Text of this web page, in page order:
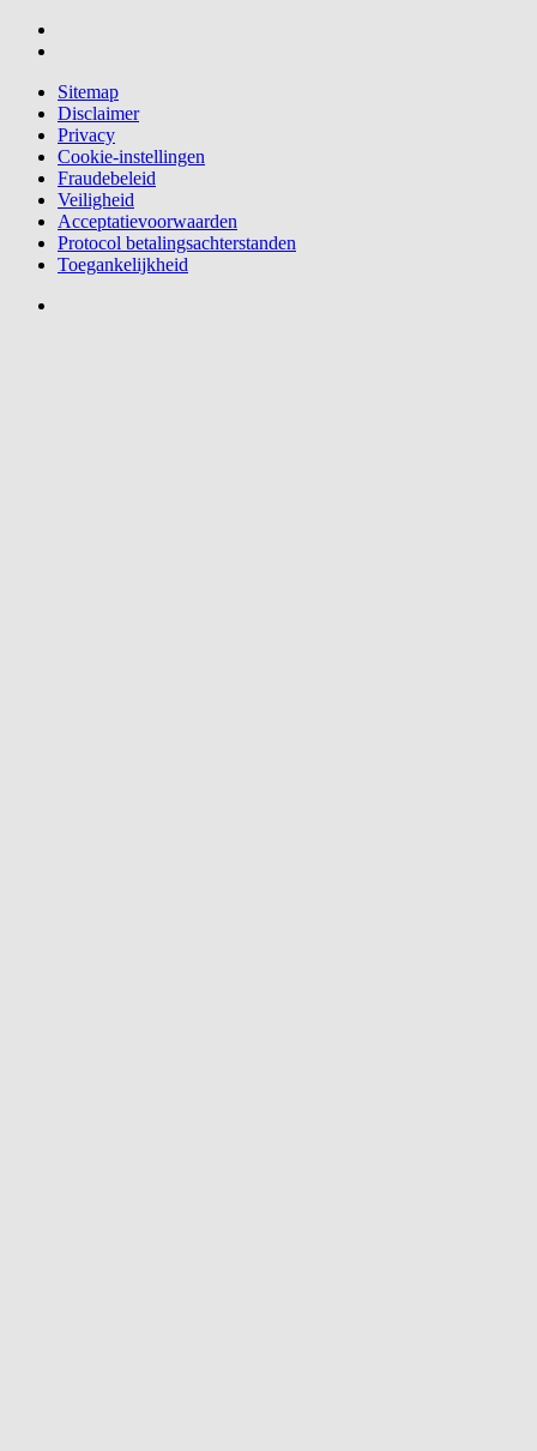
Sitemap
Disclaimer
Privacy
Cookie-instellingen
Fraudebeleid
Veiligheid
Acceptatievoorwaarden
Protocol betalingsachterstanden
Toegankelijkheid